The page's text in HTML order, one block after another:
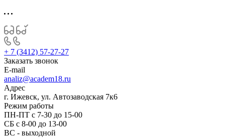
+ 7 (3412) 57-27-27
Заказать звонок
E-mail
analiz@academ18.ru
Адрес
г. Ижевск, ул. Автозаводская 7к6
Режим работы
ПН-ПТ с 7-30 до 15-00
СБ с 8-00 до 13-00
ВС - выходной